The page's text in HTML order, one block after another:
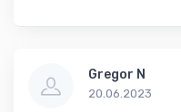
Gregor N
20.06.2023